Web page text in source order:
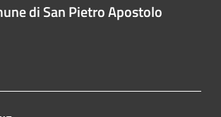
di San Pietro Apostolo